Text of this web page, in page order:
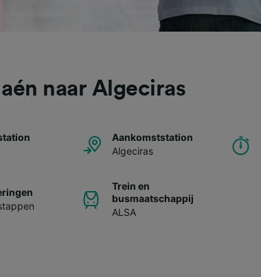
naar Algeciras
Aankomststation
Algeciras
Trein en
busmaatschappij
ALSA